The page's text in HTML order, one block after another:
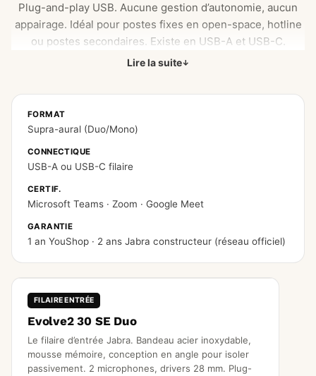
Plug-and-play USB. Aucune gestion d’autonomie, aucun
appairage. Idéal pour postes fixes en open-space, hotline
ou postes secondaires. Existe en USB-A et USB-C.
Lire la suite
FORMAT
Supra-aural (Duo/Mono)
CONNECTIQUE
USB-A ou USB-C filaire
CERTIF.
Microsoft Teams · Zoom · Google Meet
GARANTIE
1 an YouShop · 2 ans Jabra constructeur (réseau officiel)
FILAIRE ENTRÉE
Evolve2 30 SE Duo
Le filaire d’entrée Jabra. Bandeau acier inoxydable,
mousse mémoire, conception en angle pour isoler
passivement. 2 microphones, drivers 28 mm. Plug-